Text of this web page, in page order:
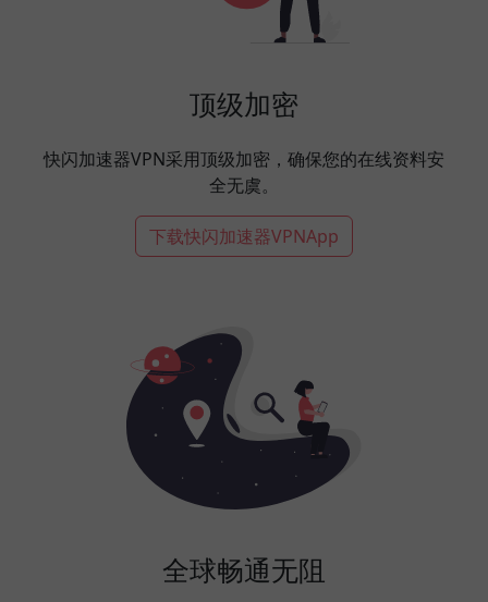
顶级加密
快闪加速器VPN采用顶级加密，确保您的在线资料安
全无虞。
下载快闪加速器VPNApp
全球畅通无阻